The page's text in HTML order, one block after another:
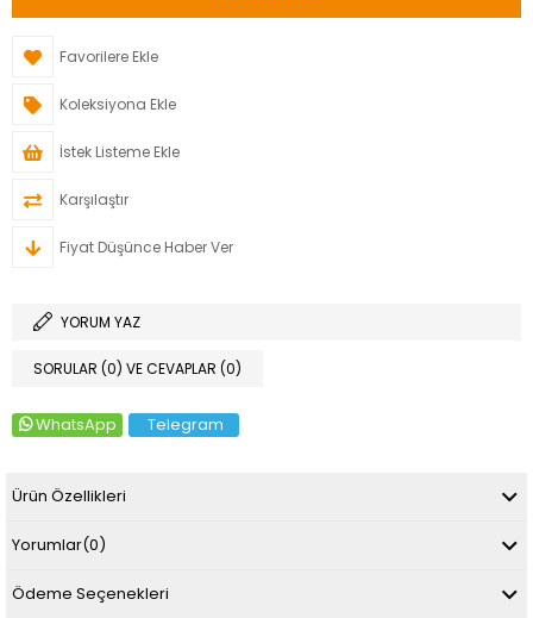
Favorilere Ekle
Koleksiyona Ekle
İstek Listeme Ekle
Karşılaştır
Fiyat Düşünce Haber Ver
YORUM YAZ
SORULAR (0) VE CEVAPLAR (0)
WhatsApp Telegram
Ürün Özellikleri
Yorumlar(0)
Ödeme Seçenekleri